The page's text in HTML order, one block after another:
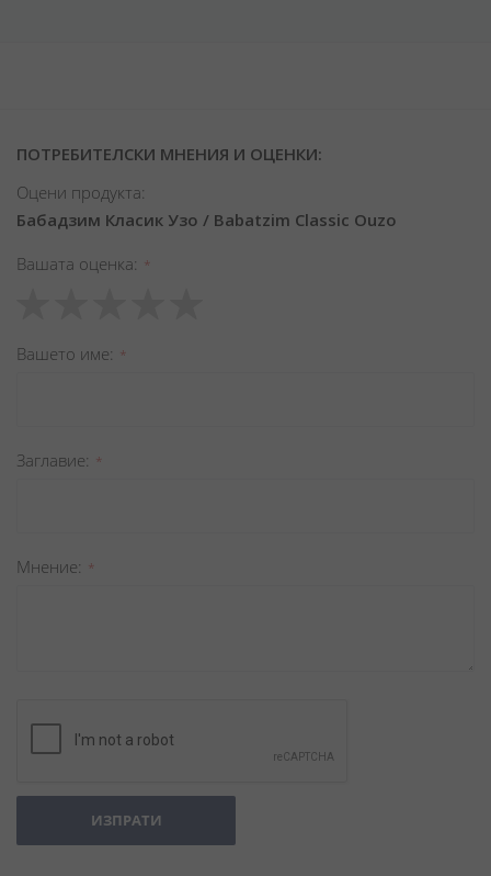
ПОТРЕБИТЕЛСКИ МНЕНИЯ И ОЦЕНКИ:
Оцени продукта:
Бабадзим Класик Узо / Babatzim Classic Ouzo
Вашата оценка
star
stars
stars
stars
stars
Вашето име
Заглавиe
Мнение
ИЗПРАТИ